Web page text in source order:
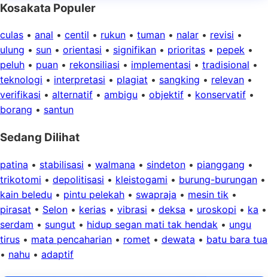
Kosakata Populer
culas • anal • centil • rukun • tuman • nalar • revisi •
ulung • sun • orientasi • signifikan • prioritas • pepek •
peluh • puan • rekonsiliasi • implementasi • tradisional •
teknologi • interpretasi • plagiat • sangking • relevan •
verifikasi • alternatif • ambigu • objektif • konservatif •
borang • santun
Sedang Dilihat
patina • stabilisasi • walmana • sindeton • pianggang •
trikotomi • depolitisasi • kleistogami • burung-burungan •
kain beledu • pintu pelekah • swapraja • mesin tik •
pirasat • Selon • kerias • vibrasi • deksa • uroskopi • ka •
serdam • sungut • hidup segan mati tak hendak • ungu
tirus • mata pencaharian • romet • dewata • batu bara tua
• nahu • adaptif